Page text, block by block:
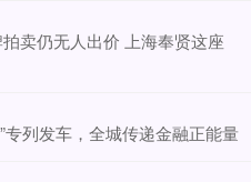
卖仍无人出价 上海奉贤这座
专列发车，全城传递金融正能量